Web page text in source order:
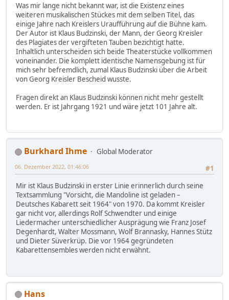
Was mir lange nicht bekannt war, ist die Existenz eines
weiteren musikalischen Stückes mit dem selben Titel, das
einige Jahre nach Kreislers Uraufführung auf die Bühne kam.
Der Autor ist Klaus Budzinski, der Mann, der Georg Kreisler
des Plagiates der vergifteten Tauben bezichtigt hatte.
Inhaltlich unterscheiden sich beide Theaterstücke vollkommen
voneinander. Die komplett identische Namensgebung ist für
mich sehr befremdlich, zumal Klaus Budzinski über die Arbeit
von Georg Kreisler Bescheid wusste.
Fragen direkt an Klaus Budzinski können nicht mehr gestellt
werden. Er ist Jahrgang 1921 und wäre jetzt 101 Jahre alt.
Burkhard Ihme
Global Moderator
#1
06. Dezember 2022, 01:46:06
Mir ist Klaus Budzinski in erster Linie erinnerlich durch seine
Textsammlung "Vorsicht, die Mandoline ist geladen –
Deutsches Kabarett seit 1964" von 1970. Da kommt Kreisler
gar nicht vor, allerdings Rolf Schwendter und einige
Liedermacher unterschiedlicher Ausprägung wie Franz Josef
Degenhardt, Walter Mossmann, Wolf Brannasky, Hannes Stütz
und Dieter Süverkrüp. Die vor 1964 gegründeten
Kabarettensembles werden nicht erwähnt.
Hans